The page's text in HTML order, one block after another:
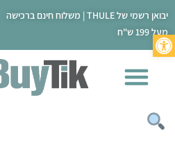
פתח סרגל נגישות
יבואן רשמי של THULE | משלוח חינם ברכישה
מעל 199 ש"ח